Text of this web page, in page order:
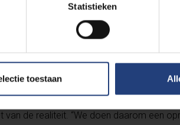
Statistieken
toestaan
beleidsmakers, onderzoekers, burgers
zijn divers. Ze gaan van
schermen waarin je, een beetje naar
de realiteit. “We doen daarom een